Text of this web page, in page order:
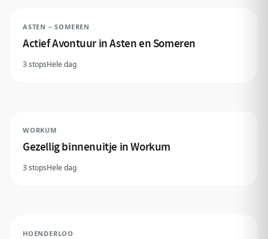
ASTEN – SOMEREN
Actief Avontuur in Asten en Someren
3 stopsHele dag
WORKUM
Gezellig binnenuitje in Workum
3 stopsHele dag
HOENDERLOO